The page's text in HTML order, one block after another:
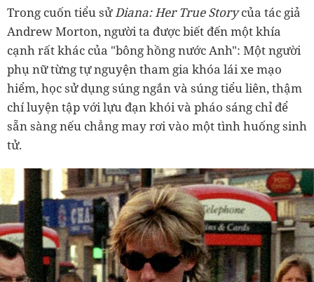
Trong cuốn tiểu sửDiana: Her True Storycủa tác giả
Andrew Morton, người ta được biết đến một khía
cạnh rất khác của "bông hồng nước Anh": Một người
phụ nữ từng tự nguyện tham gia khóa lái xe mạo
hiểm, học sử dụng súng ngắn và súng tiểu liên, thậm
chí luyện tập với lựu đạn khói và pháo sáng chỉ để
sẵn sàng nếu chẳng may rơi vào một tình huống sinh
tử.